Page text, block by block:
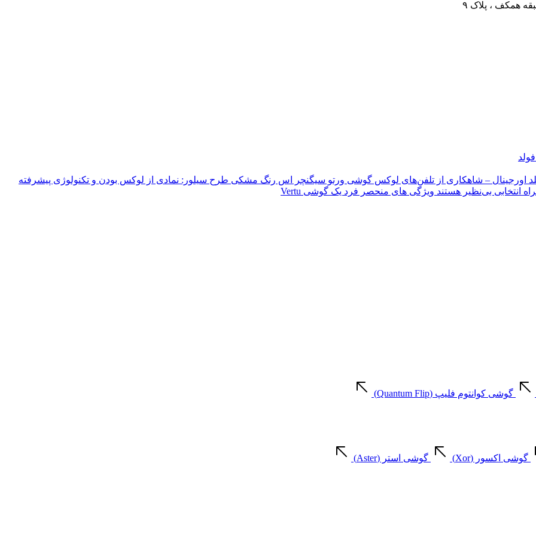
همکف ، پلاک ۹
اورجینال – شاهکاری از تلفن‌های لوکس گوشی ورتو سیگنچر اس رنگ مشکی طرح سیلور: نمادی از لوکس بودن و تکنولوژی پیشرفته
ویژگی های منحصر فرد یک گوشی Vertu
گوشی کوانتوم فلیپ (Quantum Flip)
گوشی اکسور (Xor) گوشی استر (Aster)